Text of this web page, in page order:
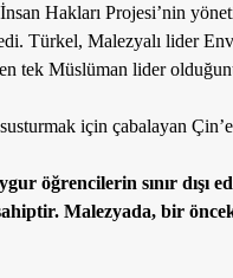
Hakları Projesi’nin
Türkel, Malezyalı lider
tek Müslüman lider
için çabalayan
öğrencilerin sınır dışı
Malezyada, bir